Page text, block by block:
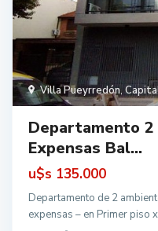
Villa Pueyrredón,
Departamento
Expensas Bal...
u$s 135.000
Departamento de 2
expensas – en Primer piso